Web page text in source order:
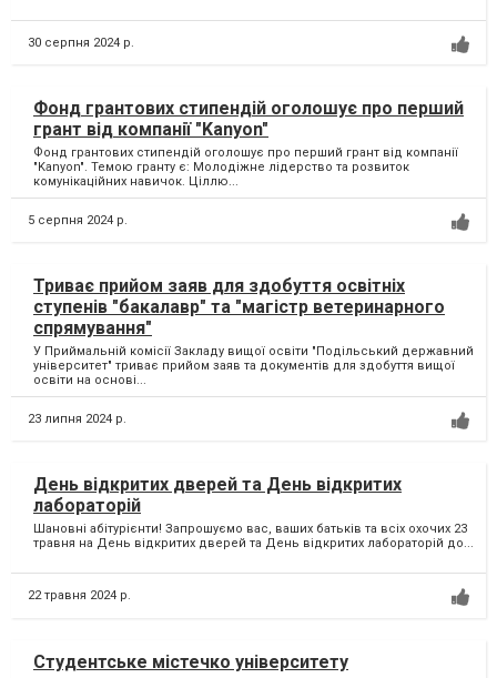
30 серпня 2024 р.
Фонд грантових стипендій оголошує про перший
грант від компанії "Kanyon"
Фонд грантових стипендій оголошує про перший грант від компанії
"Kanyon". Темою гранту є: Молодіжне лідерство та розвиток
комунікаційних навичок. Ціллю...
5 серпня 2024 р.
Триває прийом заяв для здобуття освітніх
ступенів "бакалавр" та "магістр ветеринарного
спрямування"
У Приймальній комісії Закладу вищої освіти "Подільський державний
університет" триває прийом заяв та документів для здобуття вищої
освіти на основі...
23 липня 2024 р.
День відкритих дверей та День відкритих
лабораторій
Шановні абітурієнти! Запрошуємо вас, ваших батьків та всіх охочих 23
травня на День відкритих дверей та День відкритих лабораторій до...
22 травня 2024 р.
Студентське містечко університету